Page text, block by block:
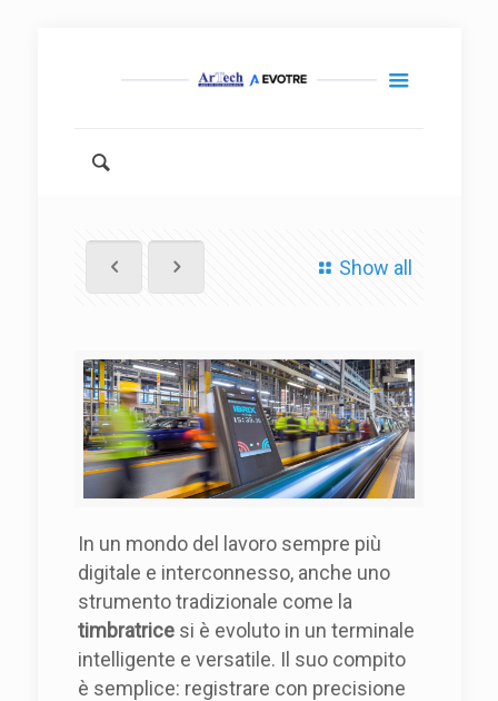
Show all
In un mondo del lavoro sempre più
digitale e interconnesso, anche uno
strumento tradizionale come la
timbratrice si è evoluto in un terminale
intelligente e versatile. Il suo compito
è semplice: registrare con precisione